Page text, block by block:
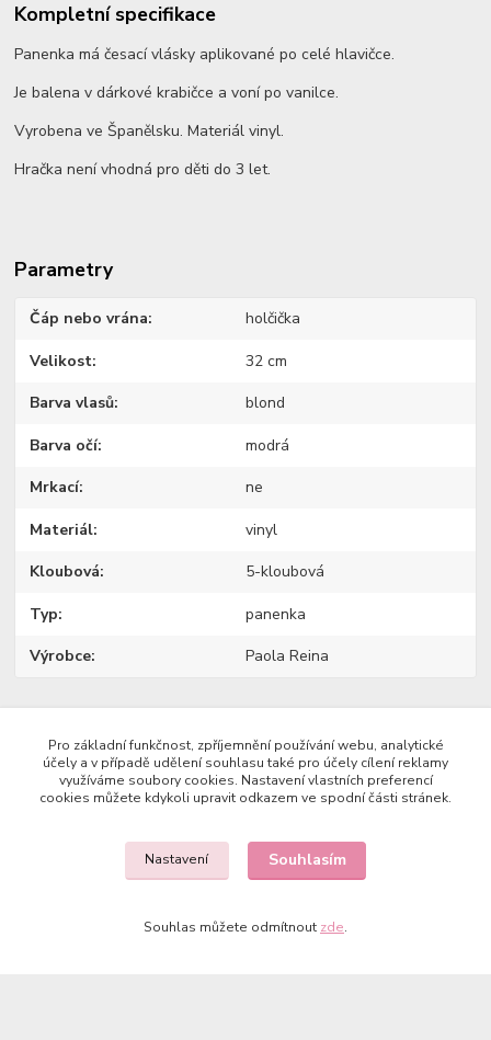
Kompletní specifikace
Panenka má česací vlásky aplikované po celé hlavičce.
Je balena v dárkové krabičce a voní po vanilce.
Vyrobena ve Španělsku. Materiál vinyl.
Hračka není vhodná pro děti do 3 let.
Parametry
Čáp nebo vrána holčička
Velikost 32 cm
Barva vlasů blond
Barva očí modrá
Mrkací ne
Materiál vinyl
Kloubová 5-kloubová
Typ panenka
Výrobce Paola Reina
Zboží zařazeno v kategoriích
Panenky REINA DEL NORTE
Pro základní funkčnost, zpříjemnění používání webu, analytické
účely a v případě udělení souhlasu také pro účely cílení reklamy
využíváme soubory cookies. Nastavení vlastních preferencí
cookies můžete kdykoli upravit odkazem ve spodní části stránek.
Nastavení Souhlasím
Souhlas můžete odmítnout zde.